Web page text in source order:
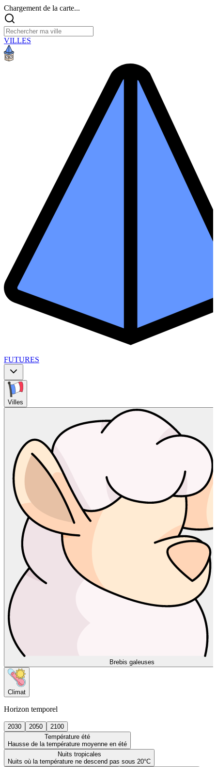
Chargement de la carte...
VILLES
FUTURES
Villes
Brebis galeuses
Climat
Horizon temporel
2030 2050
2100
Température été
Hausse de la température moyenne en été
Nuits tropicales
Nuits où la température ne descend pas sous 20°C